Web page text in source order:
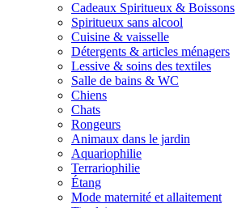
Cadeaux Spiritueux & Boissons
Spiritueux sans alcool
Cuisine & vaisselle
Détergents & articles ménagers
Lessive & soins des textiles
Salle de bains & WC
Chiens
Chats
Rongeurs
Animaux dans le jardin
Aquariophilie
Terrariophilie
Étang
Mode maternité et allaitement